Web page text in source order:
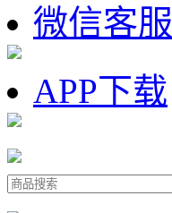
微信客服
APP下载